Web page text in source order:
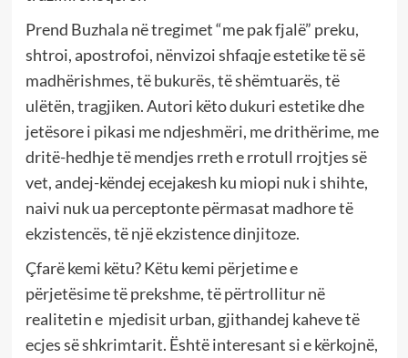
Prend Buzhala në tregimet “me pak fjalë” preku,
shtroi, apostrofoi, nënvizoi shfaqje estetike të së
madhërishmes, të bukurës, të shëmtuarës, të
ulëtën, tragjiken. Autori këto dukuri estetike dhe
jetësore i pikasi me ndjeshmëri, me drithërime, me
dritë-hedhje të mendjes rreth e rrotull rrojtjes së
vet, andej-këndej ecejakesh ku miopi nuk i shihte,
naivi nuk ua perceptonte përmasat madhore të
ekzistencës, të një ekzistence dinjitoze.
Çfarë kemi këtu? Këtu kemi përjetime e
përjetësime të prekshme, të përtrollitur në
realitetin e mjedisit urban, gjithandej kaheve të
ecjes së shkrimtarit. Është interesant si e kërkojnë,